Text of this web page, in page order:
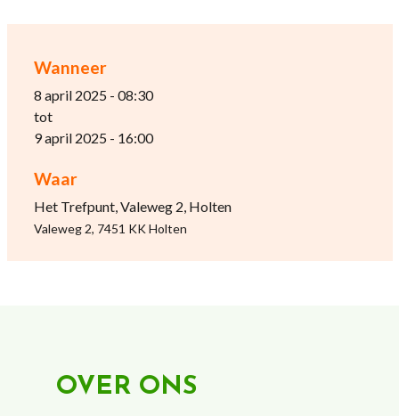
Wanneer
8 april 2025 - 08:30
tot
9 april 2025 - 16:00
Waar
Het Trefpunt, Valeweg 2, Holten
Valeweg 2, 7451 KK Holten
OVER ONS